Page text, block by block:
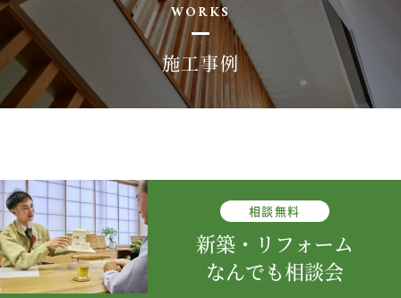
WORKS
施工事例
相談無料
新築・リフォーム
なんでも相談会